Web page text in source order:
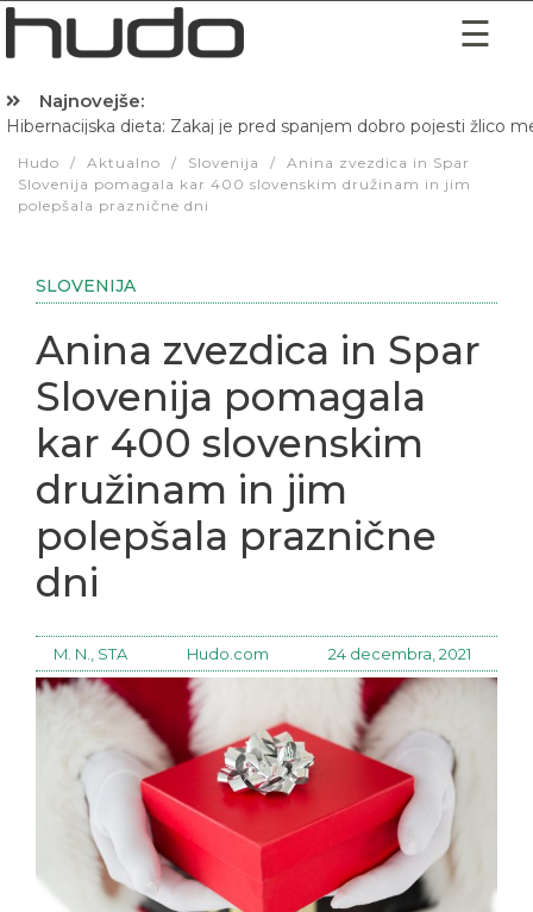
Najnovejše:
Hibernacijska dieta: Zakaj je pred spanjem dobro pojesti žlico
Hudo / Aktualno / Slovenija /
Anina zvezdica in Spar
Slovenija pomagala kar 400 slovenskim družinam in jim
polepšala praznične dni
SLOVENIJA
Anina zvezdica in Spar
Slovenija pomagala
kar 400 slovenskim
družinam in jim
polepšala praznične
dni
M. N., STA Hudo.com 24 decembra, 2021